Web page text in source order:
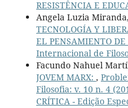
RESISTÊNCIA E
Angela Luzia
TECNOLOGÍA Y
EL PENSAMIENTO DE
Internacional de
Facundo Nahuel
JOVEM MARX: ,
Filosofia: v. 10 n. 4
CRÍTICA - Edição